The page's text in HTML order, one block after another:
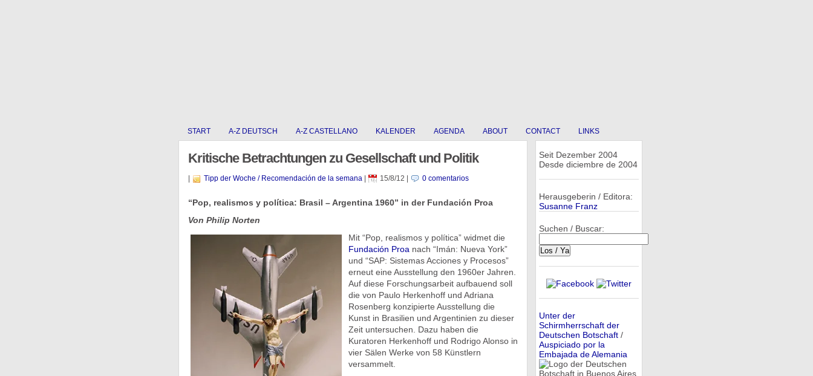
START A-Z DEUTSCH A-Z CASTELLANO KALENDER AGENDA ABOUT CONTACT LINKS
Kritische Betrachtungen zu Gesellschaft und Politik
Tipp der Woche / Recomendación de la semana| 15/8/12 0 comentarios
“Pop, realismos y política: Brasil – Argentina 1960” in der Fundación Proa
Von Philip Norten
Mit “Pop, realismos y política” widmet die
Fundación Proa nach “Imán: Nueva York”
und “SAP: Sistemas Acciones y Procesos”
erneut eine Ausstellung den 1960er Jahren.
Auf diese Forschungsarbeit aufbauend soll
die von Paulo Herkenhoff und Adriana
Rosenberg konzipierte Ausstellung die
Kunst in Brasilien und Argentinien zu dieser
Zeit untersuchen. Dazu haben die
Kuratoren Herkenhoff und Rodrigo Alonso in
vier Sälen Werke von 58 Künstlern
versammelt.
Seit Dezember 2004
Desde diciembre de 2004
Herausgeberin / Editora:
Susanne Franz
Suchen / Buscar:
Unter der
Schirmherrschaft der
Deutschen Botschaft/
Auspiciado por la
Embajada de Alemania